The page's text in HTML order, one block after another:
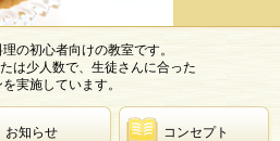
の初心者向けの教室です。
は少人数で、生徒さんに合った
実施しています。
お知らせ コンセプト